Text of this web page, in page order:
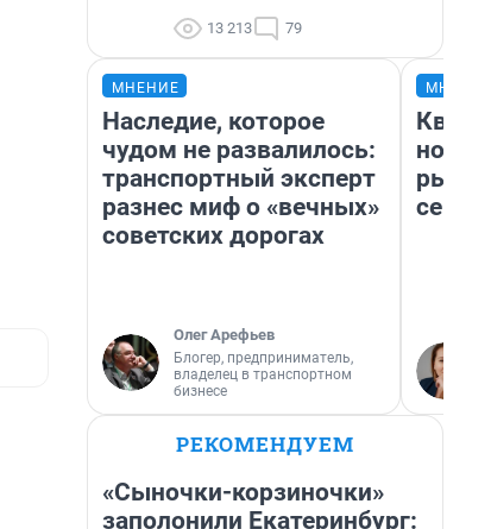
13 213 79
МНЕНИЕ
Наследие, которое
чудом не развалилось:
транспортный эксперт
разнес миф о «вечных»
советских дорогах
Олег Арефьев
Блогер, предприниматель,
владелец в транспортном
бизнесе
но
РЕКОМЕНДУЕМ
«Сыночки-корзиночки»
заполонили Екатеринбург: